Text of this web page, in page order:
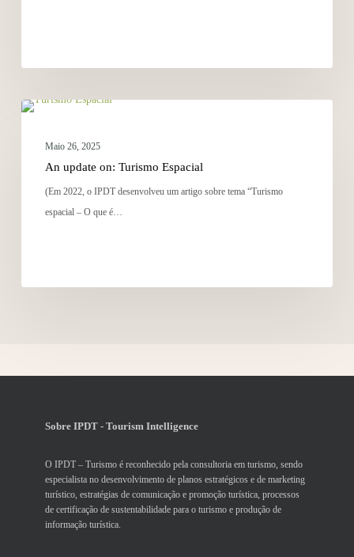
Maio 26, 2025
An update on: Turismo Espacial
(Em 2022, o IPDT desenvolveu um artigo sobre tema “Turismo
espacial – O que é…
Sobre IPDT - Tourism Intelligence
O IPDT – Turismo é reconhecido pela consultoria em turismo, sendo
especialista no desenvolvimento de planos estratégicos e de marketing
turístico, estratégias de comunicação e promoção turística, processos
de certificação de sustentabilidade para o turismo e produção de
informação turística.